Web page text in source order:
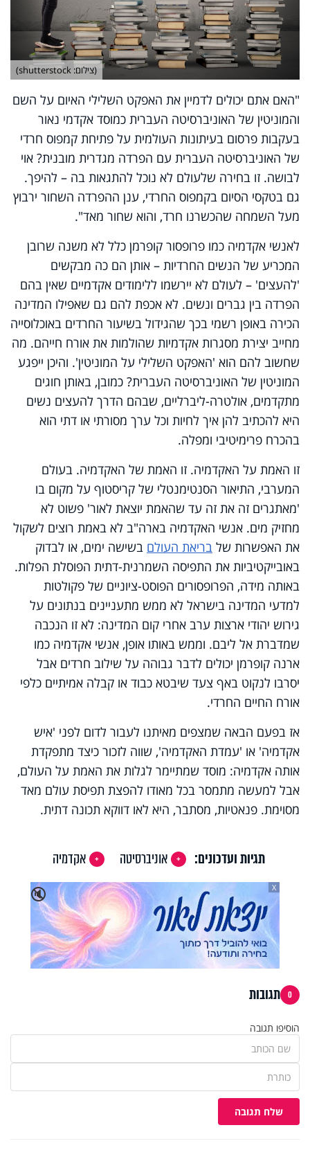
(צילום: shutterstock)
"האם אתם יכולים לדמיין את האפקט השלילי האיום על השם
והמוניטין של האוניברסיטה העברית כמוסד אקדמי נאור
בעקבות פרסום בעיתונות העולמית על פתיחת קמפוס חרדי
של האוניברסיטה העברית עם הפרדה מגדרית מובנית? אוי
לבושה. זו בחירה שלעולם לא נוכל להתגאות בה – להיפך.
גם בטקסי הסיום בקמפוס החרדי, ענן ההפרדה השחור ירבוץ
מעל השמחה שהכשרנו חרד, והוא שחור מאד".
לאנשי אקדמיה כמו פרופסור קופרמן כלל לא משנה שרובן
המכריע של הנשים החרדיות – אותן הם כה מבקשים
'להעצים' – לעולם לא יירשמו ללימודים אקדמיים שאין בהם
הפרדה בין גברים ונשים. לא אכפת להם גם שאפילו המדינה
הכירה באופן רשמי בכך שהגידול בשיעור החרדים באוכלוסייה
מחייב יצירת מסגרות אקדמיות שהולמות את אורח חייהם. מה
שחשוב להם הוא 'האפקט השלילי על המוניטין'. והיכן ייפגע
המוניטין של האוניברסיטה העברית? כמובן, באותן חוגים
מתקדמים, אולטרה-ליברליים, שבהם הדרך להעצים נשים
היא להכתיב להן איך לחיות וכל ערך מסורתי או דתי הוא
בהכרח פרימיטיבי ומפלה.
זו האמת על האקדמיה. זו האמת של האקדמיה. בעולם
המערבי, התיאור הסנטימנטלי של קריסטוף על מקום בו
'מאתגרים זה את זה עד שהאמת יוצאת לאור' פשוט לא
מחזיק מים. אנשי האקדמיה בארה"ב לא באמת רוצים לשקול
את האפשרות של בריאת העולם בשישה ימים, או לבדוק
באובייקטיביות את התפיסה השמרנית-דתית הפוסלת הפלות.
באותה מידה, הפרופסורים הפוסט-ציוניים של פקולטות
למדעי המדינה בישראל לא ממש מתעניינים בנתונים על
גירוש יהודי ארצות ערב אחרי קום המדינה: לא זו הנכבה
שמדברת אל ליבם. וממש באותו אופן, אנשי אקדמיה כמו
ארנה קופרמן יכולים לדבר גבוהה על שילוב חרדים אבל
יסרבו לנקוט באף צעד שיבטא כבוד או קבלה אמיתיים כלפי
אורח החיים החרדי.
אז בפעם הבאה שמצפים מאיתנו לעבור לדום לפני 'איש
אקדמיה' או 'עמדת האקדמיה', שווה לזכור כיצד מתפקדת
אותה אקדמיה: מוסד שמתיימר לגלות את האמת על העולם,
אבל למעשה מתמסר בכל מאודו להפצת תפיסת עולם מאד
מסוימת. פנאטיות, מסתבר, היא לאו דווקא תכונה דתית.
תגיות ועדכונים: אוניברסיטה
אקדמיה
🔇
X
0 תגובות
הוסיפו תגובה
שלח תגובה